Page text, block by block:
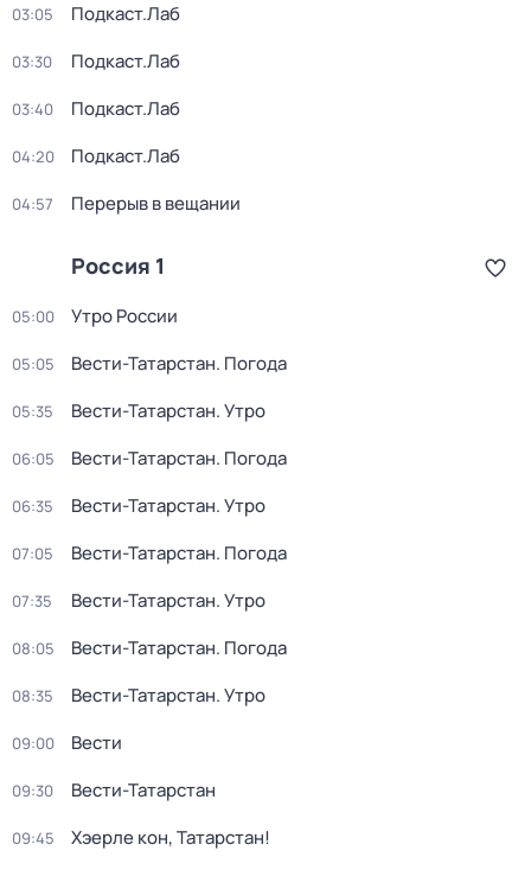
03:05 Подкаст.Лаб
03:30 Подкаст.Лаб
03:40 Подкаст.Лаб
04:20 Подкаст.Лаб
04:57 Перерыв в вещании
Россия 1
05:00 Утро России
05:05 Вести-Татарстан. Погода
05:35 Вести-Татарстан. Утро
06:05 Вести-Татарстан. Погода
06:35 Вести-Татарстан. Утро
07:05 Вести-Татарстан. Погода
07:35 Вести-Татарстан. Утро
08:05 Вести-Татарстан. Погода
08:35 Вести-Татарстан. Утро
09:00 Вести
09:30 Вести-Татарстан
09:45 Хэерле кон, Татарстан!